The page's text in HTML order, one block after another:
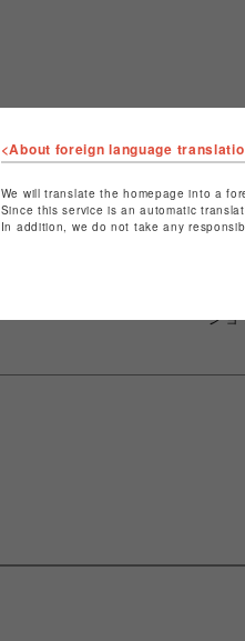
ショ
特
ショ
<About foreign language
We will translate the homepage into a
Since this service is an automatic
In addition, we do not take any